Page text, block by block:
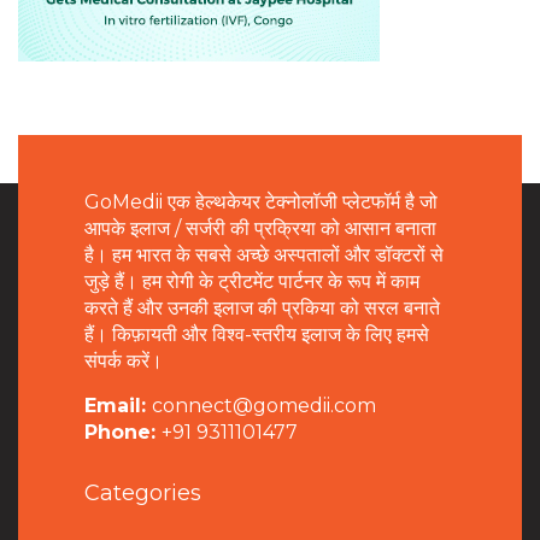
GoMedii एक हेल्थकेयर टेक्नोलॉजी प्लेटफॉर्म है जो
आपके इलाज / सर्जरी की प्रक्रिया को आसान बनाता
है। हम भारत के सबसे अच्छे अस्पतालों और डॉक्टरों से
जुड़े हैं। हम रोगी के ट्रीटमेंट पार्टनर के रूप में काम
करते हैं और उनकी इलाज की प्रकिया को सरल बनाते
हैं। किफ़ायती और विश्व-स्तरीय इलाज के लिए हमसे
संपर्क करें।
Email: connect@gomedii.com
Phone: +91 9311101477
Categories